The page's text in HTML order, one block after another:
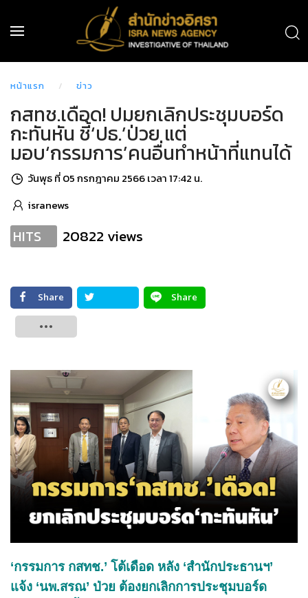
หน้าแรก ข่าว
กสทช.เดือด! ปมยกเลิกประชุมบอร์ด
กะทันหัน ชี้‘ปธ.’ป่วย แต่
มอบ‘กรรมการ’คนอื่นทำหน้าที่แทนได้
วันพุธ ที่ 05 กรกฎาคม 2566 เวลา 17:42 น.
isranews
HITS 20822 views
Share
Share
‘กรรมการ กสทช.’ โต้เดือด หลัง ‘สำนักประธานฯ’
แจ้ง ‘นพ.สรณ’ ป่วย ต้องยกเลิกการประชุมบอร์ด